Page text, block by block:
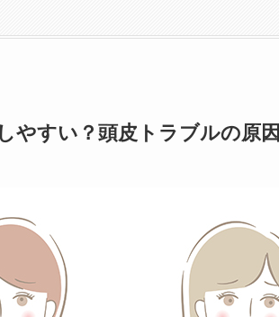
やすい？頭皮トラブルの原